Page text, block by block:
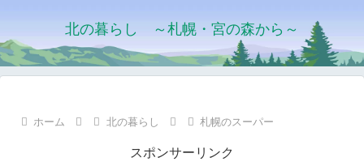
北の暮らし ～札幌・宮の森から～
ホーム 北の暮らし 札幌のスーパー
スポンサーリンク